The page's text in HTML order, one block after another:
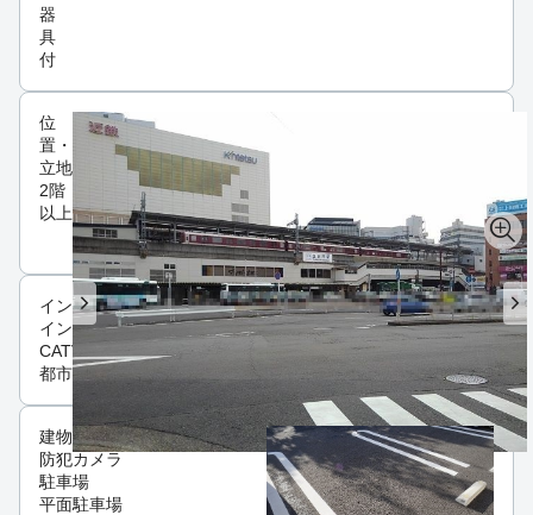
器
具
付
位
置・
立地
2階
以上
インフラ
インターネット可
CATV
都市ガス
建物設備
防犯カメラ
駐車場
平面駐車場